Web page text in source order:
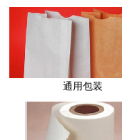
通用包装